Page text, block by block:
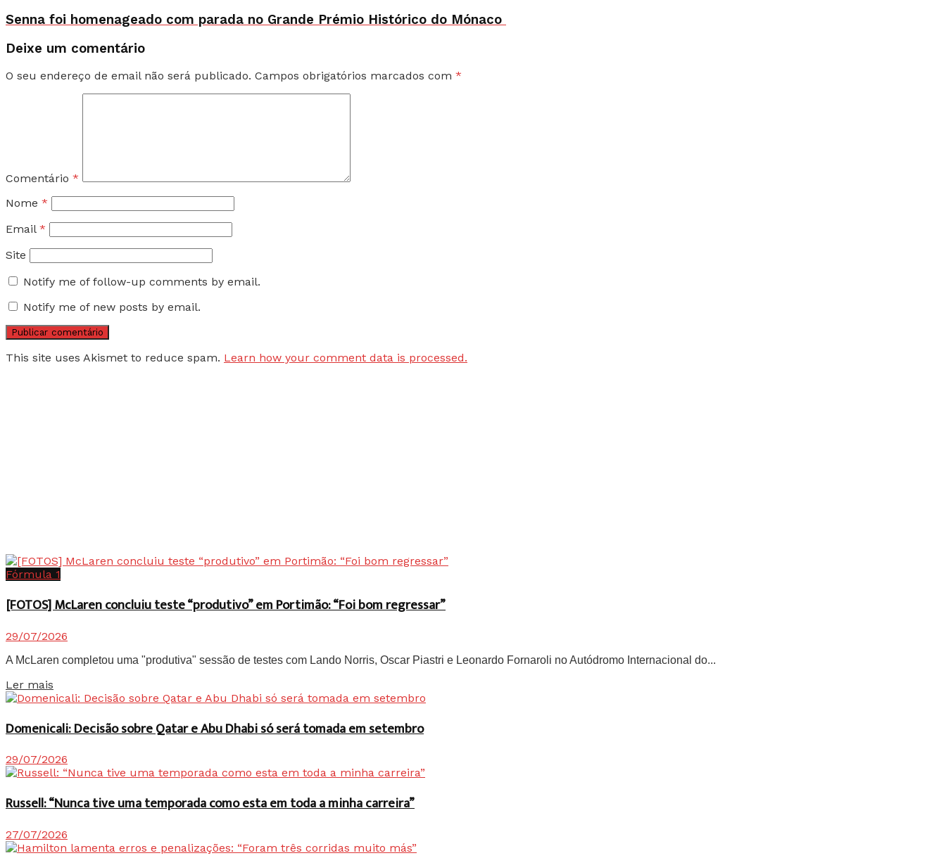
Senna foi homenageado com parada no Grande Prémio Histórico do Mónaco
Deixe um comentário
O seu endereço de email não será publicado. Campos obrigatórios marcados com *
Comentário *
Nome *
Email *
Site
Notify me of follow-up comments by email.
Notify me of new posts by email.
This site uses Akismet to reduce spam. Learn how your comment data is processed.
Fórmula 1
[FOTOS] McLaren concluiu teste “produtivo” em Portimão: “Foi bom regressar”
29/07/2026
A McLaren completou uma "produtiva" sessão de testes com Lando Norris, Oscar Piastri e Leonardo Fornaroli no Autódromo Internacional do...
Ler mais
Domenicali: Decisão sobre Qatar e Abu Dhabi só será tomada em setembro
29/07/2026
Russell: “Nunca tive uma temporada como esta em toda a minha carreira”
27/07/2026